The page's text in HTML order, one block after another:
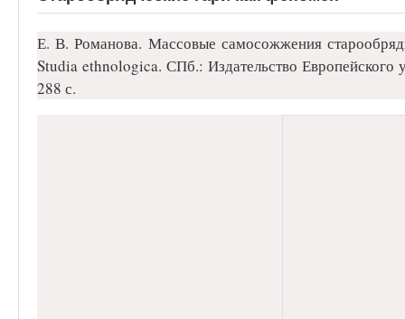
Е. В. Романова. Массовые самосожжения
Studia ethnologica. СПб.: Издательство Европейского
288 с.